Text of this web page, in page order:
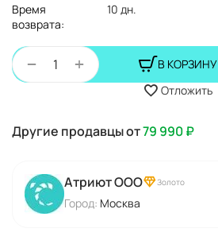
Время
возврата:
10 дн.
+
−
В КОРЗИНУ
Отложить
Другие продавцы от79 990₽
Атриют ООО Золото
Город: Москва